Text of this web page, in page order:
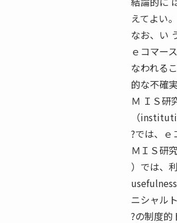
えてよい。
なお、い
ｅコマー
なわれる
的な不確
Ｍ ＩＳ研
（
?では、ｅ
ＭＩＳ研
）では、
ニシャル
?の制度的